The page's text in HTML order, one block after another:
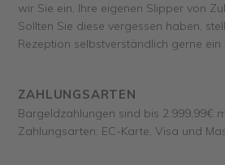
wir Sie ein, Ihre eigenen Slipper von
Sollten Sie diese vergessen haben,
Rezeption selbstverständlich gerne
ZAHLUNGSARTEN
Bargeldzahlungen sind bis 2.999,99€
Zahlungsarten: EC-Karte, Visa und